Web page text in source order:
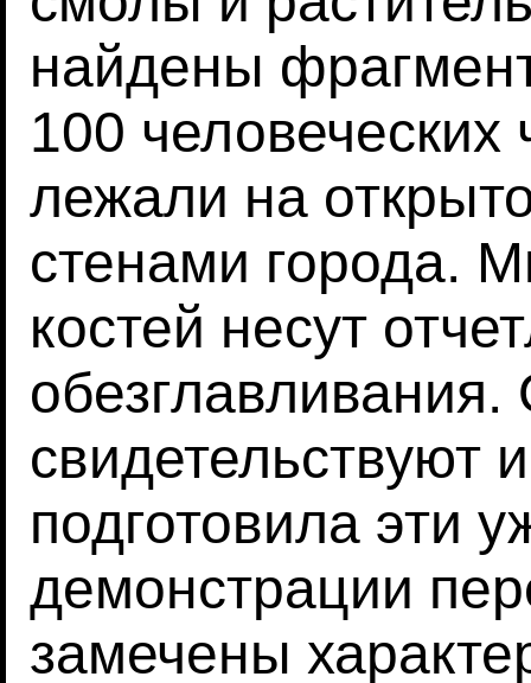
найдены
100
лежали на
стенами города.
костей несут
свидетельствуют
подготовила эти
демонстрации
замечены